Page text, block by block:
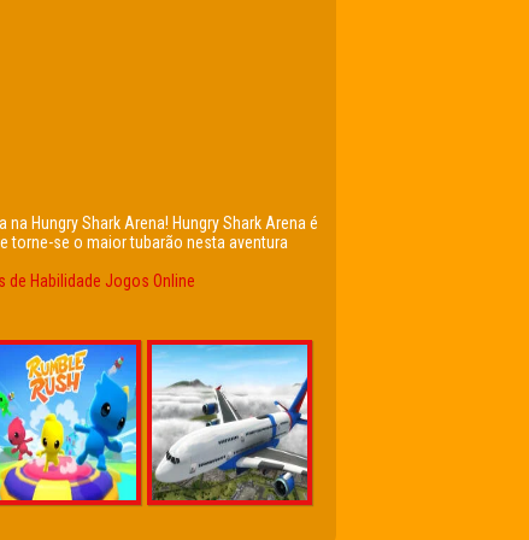
Hungry Shark Arena! Hungry Shark Arena é
torne-se o maior tubarão nesta aventura
de Habilidade Jogos Online